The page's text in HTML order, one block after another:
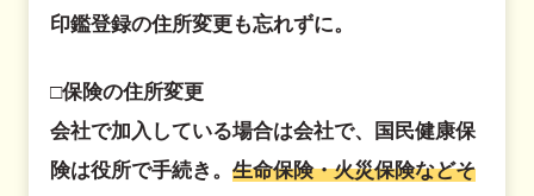
印鑑登録の住所変更も忘れずに。
□保険の住所変更
会社で加入している場合は会社で、国民健康保
険は役所で手続き。 生命保険・火災保険などそ